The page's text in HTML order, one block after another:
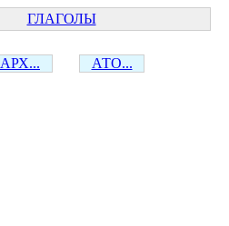
ГЛАГОЛЫ
АРХ...
АТО...